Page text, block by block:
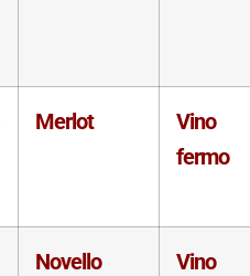
Merlot
Vino
fermo
Novello
Vino